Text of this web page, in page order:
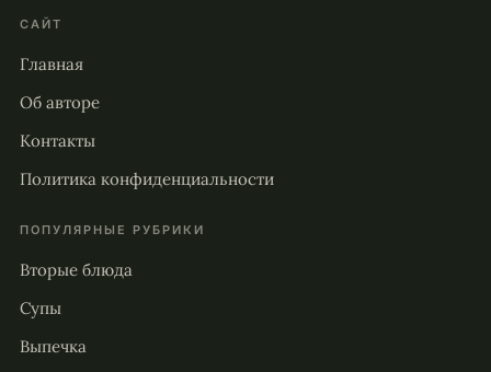
САЙТ
Главная
Об авторе
Контакты
Политика конфиденциальности
ПОПУЛЯРНЫЕ РУБРИКИ
Вторые блюда
Супы
Выпечка